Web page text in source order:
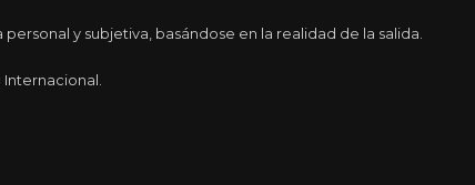
y subjetiva, basándose en la realidad de la salida.